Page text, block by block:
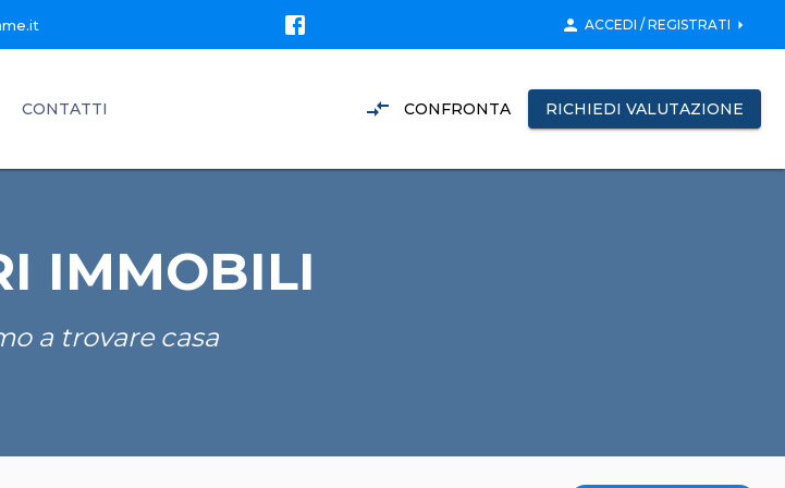
person ACCEDI / REGISTRATI arrow_right
CONTATTI compare_arrows CONFRONTA RICHIEDI VALUTAZIONE
IMMOBILI
a trovare casa